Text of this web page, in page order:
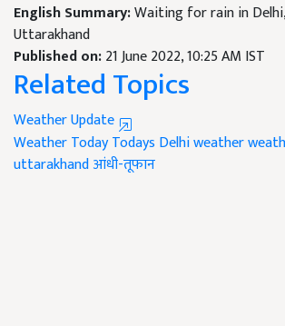
English Summary:Waiting for rain in
Uttarakhand
Published on:21 June 2022, 10:25 AM IST
Related Topics
Weather Update
Weather TodayTodays Delhi weather
uttarakhandआंधी-तूफान